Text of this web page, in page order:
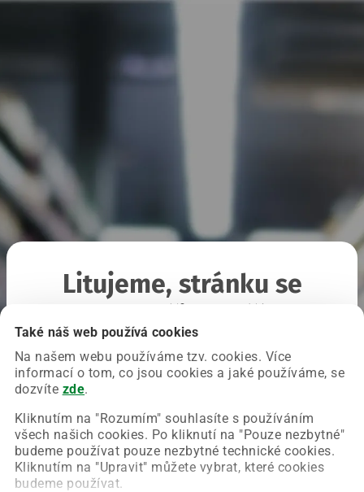
Také náš web používá cookies
Na našem webu používáme tzv. cookies. Více
informací o tom, co jsou cookies a jaké používáme, se
dozvíte zde.
Kliknutím na "Rozumím" souhlasíte s používáním
všech našich cookies. Po kliknutí na "Pouze nezbytné"
budeme používat pouze nezbytné technické cookies.
Kliknutím na "Upravit" můžete vybrat, které cookies
budeme používat.
Litujeme, stránku se
Chyba nastala na naší straně a už ji opravujeme.
Zkuste prosím znovu načíst požadovanou stránku.
Obnovit stránku Úvodní strana